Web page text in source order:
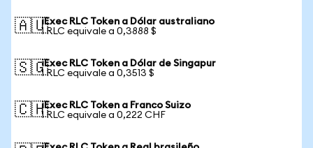
🇦🇺iExec RLC Token a Dólar australiano
1 RLC equivale a 0,3888 $
🇸🇬iExec RLC Token a Dólar de Singapur
1 RLC equivale a 0,3513 $
🇨🇭iExec RLC Token a Franco Suizo
1 RLC equivale a 0,222 CHF